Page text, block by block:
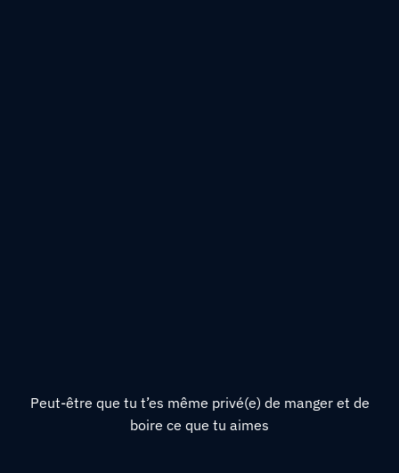
Peut-être que tu t’es même privé(e) de manger et de
boire ce que tu aimes